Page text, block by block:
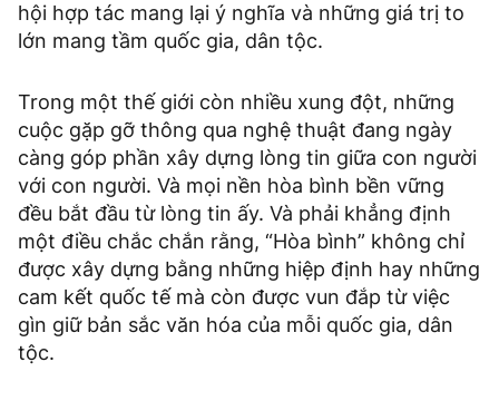
hội hợp tác mang lại ý nghĩa và những giá trị to
lớn mang tầm quốc gia, dân tộc.
Trong một thế giới còn nhiều xung đột, những
cuộc gặp gỡ thông qua nghệ thuật đang ngày
càng góp phần xây dựng lòng tin giữa con người
với con người. Và mọi nền hòa bình bền vững
đều bắt đầu từ lòng tin ấy. Và phải khẳng định
một điều chắc chắn rằng, “Hòa bình” không chỉ
được xây dựng bằng những hiệp định hay những
cam kết quốc tế mà còn được vun đắp từ việc
gìn giữ bản sắc văn hóa của mỗi quốc gia, dân
tộc.